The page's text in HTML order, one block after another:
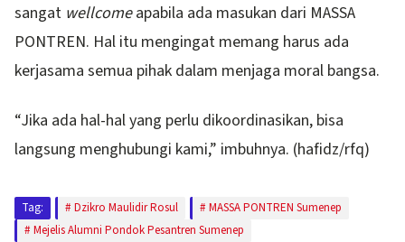
sangat wellcomeapabila ada masukan dari MASSA
PONTREN. Hal itu mengingat memang harus ada
kerjasama semua pihak dalam menjaga moral bangsa.
“Jika ada hal-hal yang perlu dikoordinasikan, bisa
langsung menghubungi kami,” imbuhnya. (hafidz/rfq)
Tag: Dzikro Maulidir Rosul
MASSA PONTREN Sumenep
Mejelis Alumni Pondok Pesantren Sumenep